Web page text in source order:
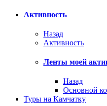
Активность
Назад
Активность
Ленты моей
Назад
Основной
Туры на Камчатку